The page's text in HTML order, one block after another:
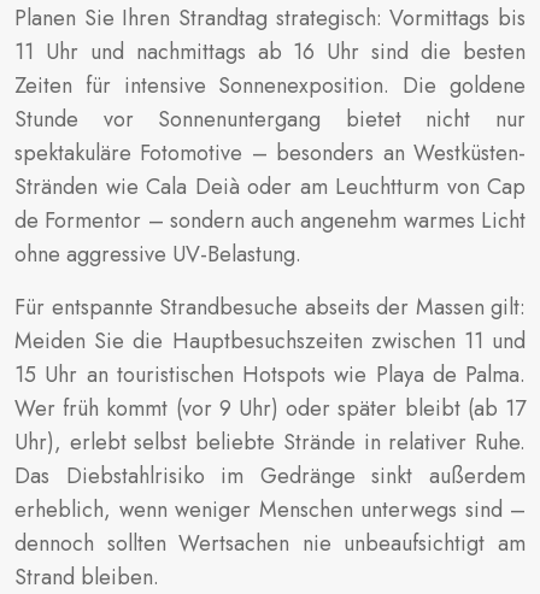
Planen Sie Ihren Strandtag strategisch: Vormittags bis
11 Uhr und nachmittags ab 16 Uhr sind die besten
Zeiten für intensive Sonnenexposition. Die goldene
Stunde vor Sonnenuntergang bietet nicht nur
spektakuläre Fotomotive – besonders an Westküsten-
Stränden wie Cala Deià oder am Leuchtturm von Cap
de Formentor – sondern auch angenehm warmes Licht
ohne aggressive UV-Belastung.
Für entspannte Strandbesuche abseits der Massen gilt:
Meiden Sie die Hauptbesuchszeiten zwischen 11 und
15 Uhr an touristischen Hotspots wie Playa de Palma.
Wer früh kommt (vor 9 Uhr) oder später bleibt (ab 17
Uhr), erlebt selbst beliebte Strände in relativer Ruhe.
Das Diebstahlrisiko im Gedränge sinkt außerdem
erheblich, wenn weniger Menschen unterwegs sind –
dennoch sollten Wertsachen nie unbeaufsichtigt am
Strand bleiben.